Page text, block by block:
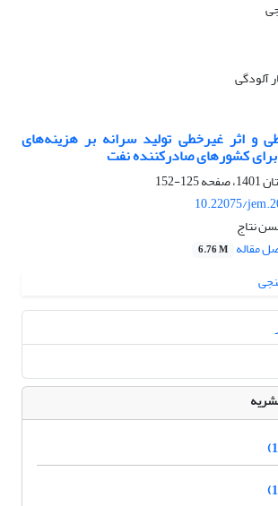
آلودگی
و اثر غیرخطی تولید سرانه بر هزینه‌های
برای کشورهای صادرکننده نفت
125-152
10.22075/
نتاج
مقاله 6.76 M